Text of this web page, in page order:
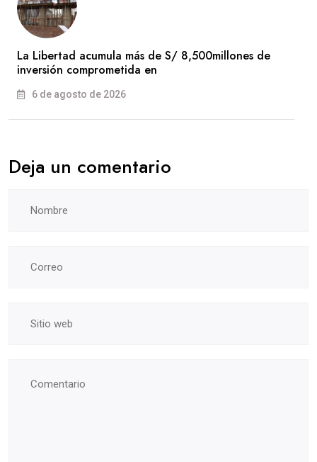
La Libertad acumula más de S/ 8,500millones de
inversión comprometida en
6 de agosto de 2026
Deja un comentario